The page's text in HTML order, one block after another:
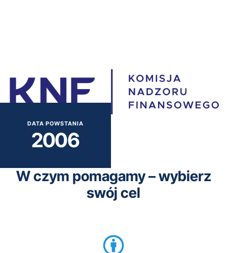
DATA POWSTANIA
2006
W czym pomagamy – wybierz
swój cel